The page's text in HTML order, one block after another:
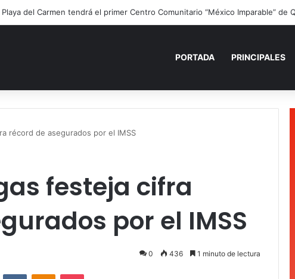
Un verano para recordar: niñas y niños cierran con alegría el curso “Aventuras
PORTADA PRINCIPALES
récord de asegurados por el IMSS
festeja cifra
por el IMSS
0 436 1 minuto de lectura
VKontakteOdnoklassniki
Pocket